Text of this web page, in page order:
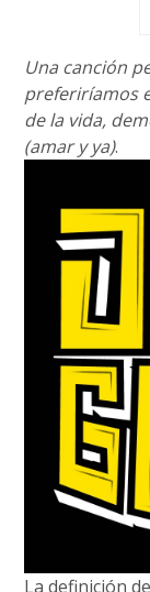
Una canción
preferiríamos
de la vida,
(amar y ya).
La definición